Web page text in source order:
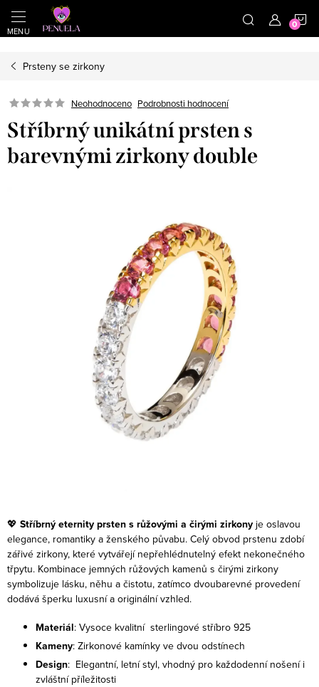
https://cz.pinterest.com/shoppenuela/
Přejít na obsah
Prsteny se zirkony
Neohodnoceno Podrobnosti hodnocení
Stříbrný unikátní prsten s
barevnými zirkony double
💖 Stříbrný eternity prsten s růžovými a čirými zirkony je oslavou
elegance, romantiky a ženského půvabu. Celý obvod prstenu zdobí
zářivé zirkony, které vytvářejí nepřehlédnutelný efekt nekonečného
třpytu. Kombinace jemných růžových kamenů s čirými zirkony
symbolizuje lásku, něhu a čistotu, zatímco dvoubarevné provedení
dodává šperku luxusní a originální vzhled.
Materiál: Vysoce kvalitní sterlingové stříbro 925
Kameny: Zirkonové kamínky ve dvou odstínech
Design: Elegantní, letní styl, vhodný pro každodenní nošení i
zvláštní příležitosti